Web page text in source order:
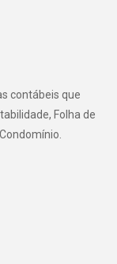
contábeis que
Folha de